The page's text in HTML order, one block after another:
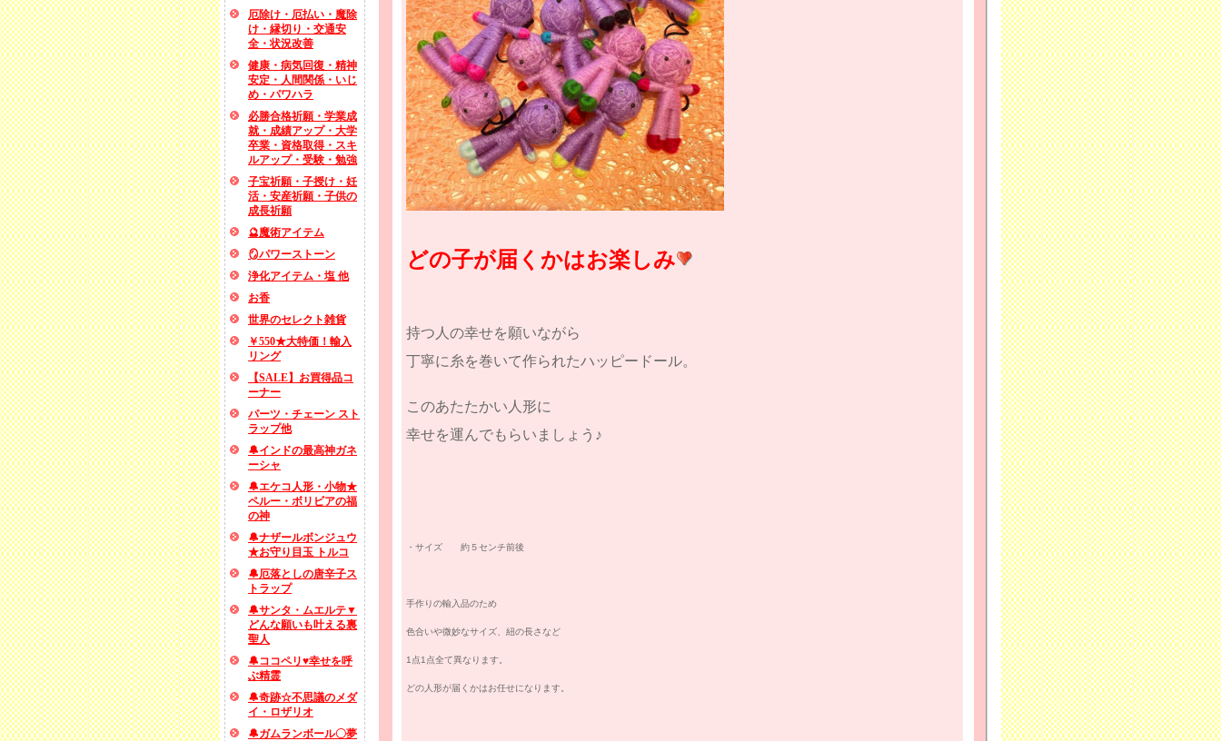
厄除け・厄払い・魔除
け・縁切り・交通安
全・状況改善
健康・病気回復・精神
安定・人間関係・いじ
め・パワハラ
必勝合格祈願・学業成
就・成績アップ・大学
卒業・資格取得・スキ
ルアップ・受験・勉強
子宝祈願・子授け・妊
活・安産祈願・子供の
成長祈願
🔮魔術アイテム
🪞パワーストーン
浄化アイテム・塩 他
お香
世界のセレクト雑貨
￥550★大特価！輸入
リング
【SALE】お買得品コ
ーナー
パーツ・チェーン スト
ラップ他
🔔インドの最高神ガネ
ーシャ
🔔エケコ人形・小物★
ペルー・ボリビアの福
の神
🔔ナザールボンジュウ
★お守り目玉 トルコ
🔔厄落としの唐辛子ス
トラップ
🔔サンタ・ムエルテ▼
どんな願いも叶える裏
聖人
🔔ココペリ♥幸せを呼
ぶ精霊
🔔奇跡☆不思議のメダ
イ・ロザリオ
🔔ガムランボール〇夢
どの子が届くかはお楽しみ
持つ人の幸せを願いながら
丁寧に糸を巻いて作られたハッピードール。
このあたたかい人形に
幸せを運んでもらいましょう♪
・サイズ 約５センチ前後
手作りの輸入品のため
色合いや微妙なサイズ、紐の長さなど
1点1点全て異なります。
どの人形が届くかはお任せになります。